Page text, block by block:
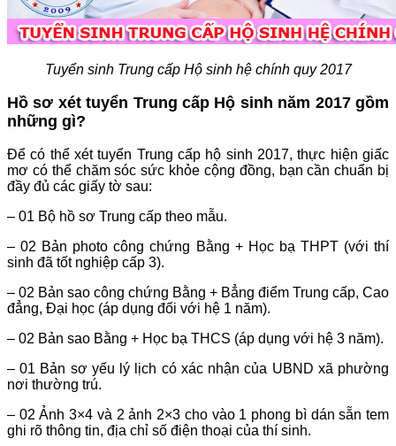
Tuyển sinh Trung cấp Hộ sinh hệ chính quy 2017
Hồ sơ xét tuyển Trung cấp Hộ sinh năm 2017 gồm
những gì?
Để có thể xét tuyển Trung cấp hộ sinh 2017, thực hiện giấc
mơ có thể chăm sóc sức khỏe cộng đồng, bạn cần chuẩn bị
đầy đủ các giấy tờ sau:
– 01 Bộ hồ sơ Trung cấp theo mẫu.
– 02 Bản photo công chứng Bằng + Học bạ THPT (với thí
sinh đã tốt nghiệp cấp 3).
– 02 Bản sao công chứng Bằng + Bẳng điểm Trung cấp, Cao
đẳng, Đại học (áp dụng đối với hệ 1 năm).
– 02 Bản sao Bằng + Học bạ THCS (áp dụng với hệ 3 năm).
– 01 Bản sơ yếu lý lịch có xác nhận của UBND xã phường
nơi thường trú.
– 02 Ảnh 3×4 và 2 ảnh 2×3 cho vào 1 phong bì dán sẵn tem
ghi rõ thông tin, địa chỉ số điện thoại của thí sinh.